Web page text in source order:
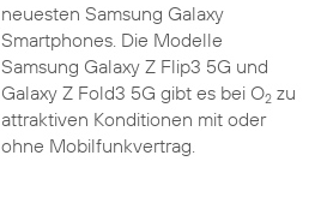
neuesten Samsung Galaxy
Smartphones. Die Modelle
Samsung Galaxy Z Flip3 5G und
Galaxy Z Fold3 5G gibt es bei O2zu
attraktiven Konditionen mit oder
ohne Mobilfunkvertrag.